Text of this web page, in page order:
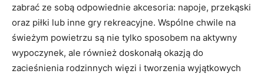
zabrać ze sobą​ odpowiednie akcesoria: napoje, przekąski
oraz ‌piłki‍ lub⁢ inne gry⁤ rekreacyjne.⁢ Wspólne chwile na
świeżym powietrzu są ⁤nie tylko​ sposobem⁢ na ⁢aktywny
‌wypoczynek, ale również doskonałą okazją do ​
zacieśnienia rodzinnych więzi i tworzenia wyjątkowych⁢